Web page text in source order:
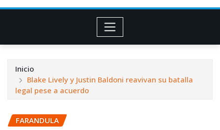
Inicio
Blake Lively y Justin Baldoni reavivan su batalla
legal pese a acuerdo
FARANDULA